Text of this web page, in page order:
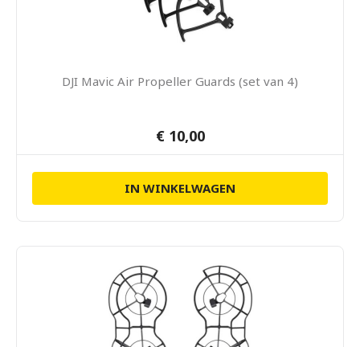
DJI Mavic Air Propeller Guards (set van 4)
€ 10,00
IN WINKELWAGEN